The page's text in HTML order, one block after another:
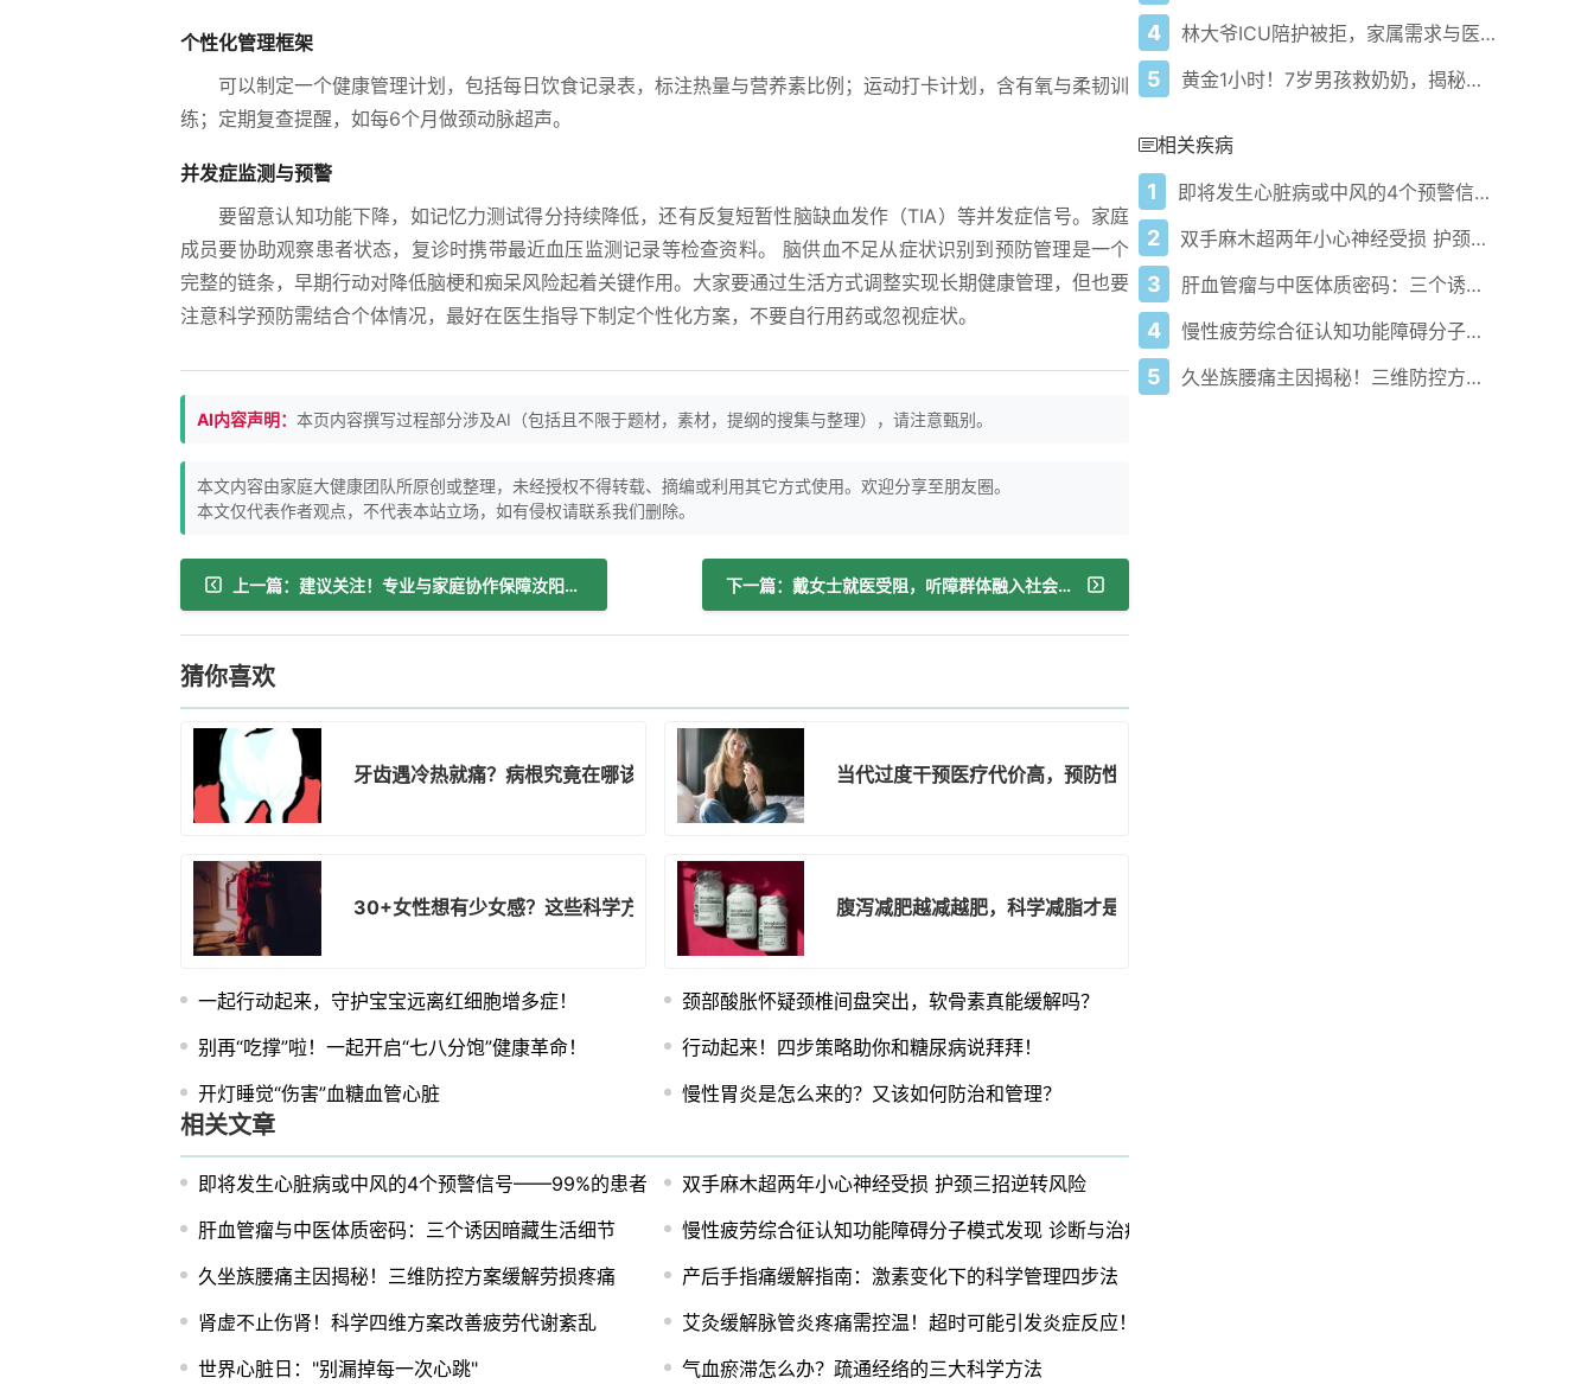
个性化管理框架
可以制定一个健康管理计划，包括每日饮食记录表，标注热量与营养素比例；运动打卡计划，含有氧与柔韧训
练；定期复查提醒，如每6个月做颈动脉超声。
并发症监测与预警
要留意认知功能下降，如记忆力测试得分持续降低，还有反复短暂性脑缺血发作（TIA）等并发症信号。家庭
成员要协助观察患者状态，复诊时携带最近血压监测记录等检查资料。 脑供血不足从症状识别到预防管理是一个
完整的链条，早期行动对降低脑梗和痴呆风险起着关键作用。大家要通过生活方式调整实现长期健康管理，但也要
注意科学预防需结合个体情况，最好在医生指导下制定个性化方案，不要自行用药或忽视症状。
AI内容声明： 本页内容撰写过程部分涉及AI（包括且不限于题材，素材，提纲的搜集与整理），请注意甄别。
本文内容由家庭大健康团队所原创或整理，未经授权不得转载、摘编或利用其它方式使用。欢迎分享至朋友圈。
本文仅代表作者观点，不代表本站立场，如有侵权请联系我们删除。
上一篇：建议关注！专业与家庭协作保障汝阳母婴产后健康 下一篇：戴女士就医受阻，听障群体融入社会难题咋解决？
猜你喜欢
牙齿遇冷热就痛？病根究竟在哪该咋治？ 当代过度干预医疗代价高，预防性医疗才是王道！
30+女性想有少女感？这些科学方案快收好！ 腹泻减肥越减越肥，科学减脂才是正道！
一起行动起来，守护宝宝远离红细胞增多症！
颈部酸胀怀疑颈椎间盘突出，软骨素真能缓解吗？
别再“吃撑”啦！一起开启“七八分饱”健康革命！
行动起来！四步策略助你和糖尿病说拜拜！
开灯睡觉“伤害”血糖血管心脏
慢性胃炎是怎么来的？又该如何防治和管理？
相关文章
即将发生心脏病或中风的4个预警信号——99%的患者曾出现危险信号双手麻木超两年小心神经受损 护颈三招逆转风险
肝血管瘤与中医体质密码：三个诱因暗藏生活细节
慢性疲劳综合征认知功能障碍分子模式发现 诊断与治疗前景获新希望
久坐族腰痛主因揭秘！三维防控方案缓解劳损疼痛
产后手指痛缓解指南：激素变化下的科学管理四步法
肾虚不止伤肾！科学四维方案改善疲劳代谢紊乱
艾灸缓解脉管炎疼痛需控温！超时可能引发炎症反应！
世界心脏日："别漏掉每一次心跳"
气血瘀滞怎么办？疏通经络的三大科学方法
4 林大爷ICU陪护被拒，家属需求与医疗规范咋平衡？
5 黄金1小时！7岁男孩救奶奶，揭秘脑梗防治秘诀！
相关疾病
1 即将发生心脏病或中风的4个预警信号——99%的患者曾出现危险信号
2 双手麻木超两年小心神经受损 护颈三招逆转风险
3 肝血管瘤与中医体质密码：三个诱因暗藏生活细节
4 慢性疲劳综合征认知功能障碍分子模式发现 诊断与治疗前景获新希望
5 久坐族腰痛主因揭秘！三维防控方案缓解劳损疼痛